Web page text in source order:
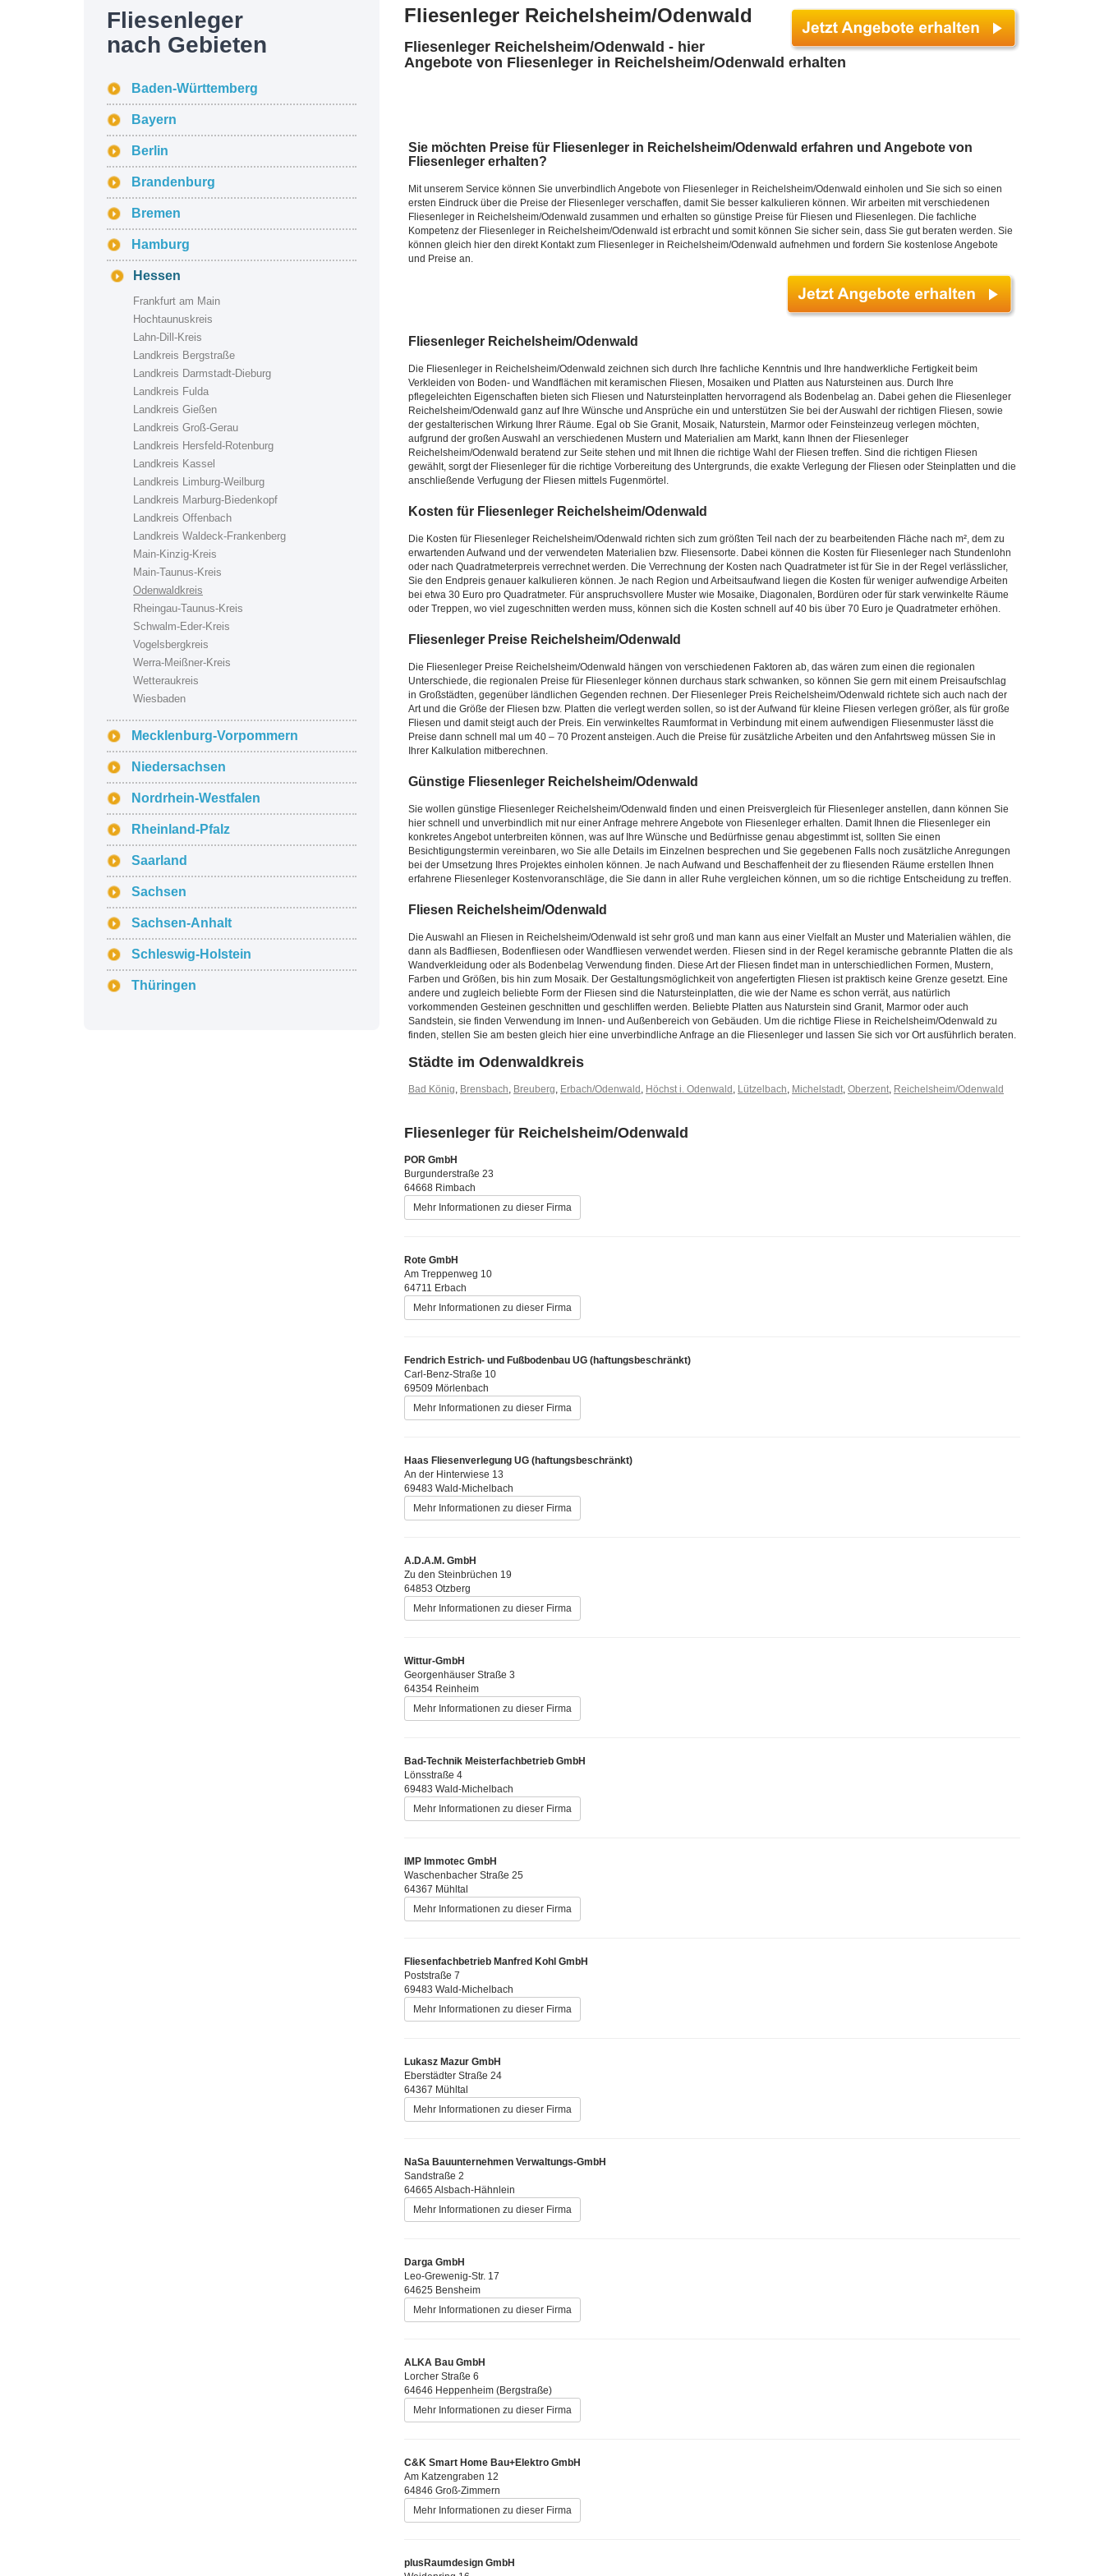
Fliesenleger
nach Gebieten
Baden-Württemberg
Bayern
Berlin
Brandenburg
Bremen
Hamburg
Hessen
Frankfurt am Main
Hochtaunuskreis
Lahn-Dill-Kreis
Landkreis Bergstraße
Landkreis Darmstadt-Dieburg
Landkreis Fulda
Landkreis Gießen
Landkreis Groß-Gerau
Landkreis Hersfeld-Rotenburg
Landkreis Kassel
Landkreis Limburg-Weilburg
Landkreis Marburg-Biedenkopf
Landkreis Offenbach
Landkreis Waldeck-Frankenberg
Main-Kinzig-Kreis
Main-Taunus-Kreis
Odenwaldkreis
Rheingau-Taunus-Kreis
Schwalm-Eder-Kreis
Vogelsbergkreis
Werra-Meißner-Kreis
Wetteraukreis
Wiesbaden
Mecklenburg-Vorpommern
Niedersachsen
Nordrhein-Westfalen
Rheinland-Pfalz
Saarland
Sachsen
Sachsen-Anhalt
Schleswig-Holstein
Thüringen
Fliesenleger Reichelsheim/Odenwald
Fliesenleger Reichelsheim/Odenwald - hier
Angebote von Fliesenleger in Reichelsheim/Odenwald erhalten
Sie möchten Preise für Fliesenleger in Reichelsheim/Odenwald erfahren und Angebote von
Fliesenleger erhalten?
Mit unserem Service können Sie unverbindlich Angebote von Fliesenleger in Reichelsheim/Odenwald einholen und Sie sich so einen
ersten Eindruck über die Preise der Fliesenleger verschaffen, damit Sie besser kalkulieren können. Wir arbeiten mit verschiedenen
Fliesenleger in Reichelsheim/Odenwald zusammen und erhalten so günstige Preise für Fliesen und Fliesenlegen. Die fachliche
Kompetenz der Fliesenleger in Reichelsheim/Odenwald ist erbracht und somit können Sie sicher sein, dass Sie gut beraten werden. Sie
können gleich hier den direkt Kontakt zum Fliesenleger in Reichelsheim/Odenwald aufnehmen und fordern Sie kostenlose Angebote
und Preise an.
Fliesenleger Reichelsheim/Odenwald
Die Fliesenleger in Reichelsheim/Odenwald zeichnen sich durch Ihre fachliche Kenntnis und Ihre handwerkliche Fertigkeit beim
Verkleiden von Boden- und Wandflächen mit keramischen Fliesen, Mosaiken und Platten aus Natursteinen aus. Durch Ihre
pflegeleichten Eigenschaften bieten sich Fliesen und Natursteinplatten hervorragend als Bodenbelag an. Dabei gehen die Fliesenleger
Reichelsheim/Odenwald ganz auf Ihre Wünsche und Ansprüche ein und unterstützen Sie bei der Auswahl der richtigen Fliesen, sowie
der gestalterischen Wirkung Ihrer Räume. Egal ob Sie Granit, Mosaik, Naturstein, Marmor oder Feinsteinzeug verlegen möchten,
aufgrund der großen Auswahl an verschiedenen Mustern und Materialien am Markt, kann Ihnen der Fliesenleger
Reichelsheim/Odenwald beratend zur Seite stehen und mit Ihnen die richtige Wahl der Fliesen treffen. Sind die richtigen Fliesen
gewählt, sorgt der Fliesenleger für die richtige Vorbereitung des Untergrunds, die exakte Verlegung der Fliesen oder Steinplatten und die
anschließende Verfugung der Fliesen mittels Fugenmörtel.
Kosten für Fliesenleger Reichelsheim/Odenwald
Die Kosten für Fliesenleger Reichelsheim/Odenwald richten sich zum größten Teil nach der zu bearbeitenden Fläche nach m², dem zu
erwartenden Aufwand und der verwendeten Materialien bzw. Fliesensorte. Dabei können die Kosten für Fliesenleger nach Stundenlohn
oder nach Quadratmeterpreis verrechnet werden. Die Verrechnung der Kosten nach Quadratmeter ist für Sie in der Regel verlässlicher,
Sie den Endpreis genauer kalkulieren können. Je nach Region und Arbeitsaufwand liegen die Kosten für weniger aufwendige Arbeiten
bei etwa 30 Euro pro Quadratmeter. Für anspruchsvollere Muster wie Mosaike, Diagonalen, Bordüren oder für stark verwinkelte Räume
oder Treppen, wo viel zugeschnitten werden muss, können sich die Kosten schnell auf 40 bis über 70 Euro je Quadratmeter erhöhen.
Fliesenleger Preise Reichelsheim/Odenwald
Die Fliesenleger Preise Reichelsheim/Odenwald hängen von verschiedenen Faktoren ab, das wären zum einen die regionalen
Unterschiede, die regionalen Preise für Fliesenleger können durchaus stark schwanken, so können Sie gern mit einem Preisaufschlag
in Großstädten, gegenüber ländlichen Gegenden rechnen. Der Fliesenleger Preis Reichelsheim/Odenwald richtete sich auch nach der
Art und die Größe der Fliesen bzw. Platten die verlegt werden sollen, so ist der Aufwand für kleine Fliesen verlegen größer, als für große
Fliesen und damit steigt auch der Preis. Ein verwinkeltes Raumformat in Verbindung mit einem aufwendigen Fliesenmuster lässt die
Preise dann schnell mal um 40 – 70 Prozent ansteigen. Auch die Preise für zusätzliche Arbeiten und den Anfahrtsweg müssen Sie in
Ihrer Kalkulation mitberechnen.
Günstige Fliesenleger Reichelsheim/Odenwald
Sie wollen günstige Fliesenleger Reichelsheim/Odenwald finden und einen Preisvergleich für Fliesenleger anstellen, dann können Sie
hier schnell und unverbindlich mit nur einer Anfrage mehrere Angebote von Fliesenleger erhalten. Damit Ihnen die Fliesenleger ein
konkretes Angebot unterbreiten können, was auf Ihre Wünsche und Bedürfnisse genau abgestimmt ist, sollten Sie einen
Besichtigungstermin vereinbaren, wo Sie alle Details im Einzelnen besprechen und Sie gegebenen Falls noch zusätzliche Anregungen
bei der Umsetzung Ihres Projektes einholen können. Je nach Aufwand und Beschaffenheit der zu fliesenden Räume erstellen Ihnen
erfahrene Fliesenleger Kostenvoranschläge, die Sie dann in aller Ruhe vergleichen können, um so die richtige Entscheidung zu treffen.
Fliesen Reichelsheim/Odenwald
Die Auswahl an Fliesen in Reichelsheim/Odenwald ist sehr groß und man kann aus einer Vielfalt an Muster und Materialien wählen, die
dann als Badfliesen, Bodenfliesen oder Wandfliesen verwendet werden. Fliesen sind in der Regel keramische gebrannte Platten die als
Wandverkleidung oder als Bodenbelag Verwendung finden. Diese Art der Fliesen findet man in unterschiedlichen Formen, Mustern,
Farben und Größen, bis hin zum Mosaik. Der Gestaltungsmöglichkeit von angefertigten Fliesen ist praktisch keine Grenze gesetzt. Eine
andere und zugleich beliebte Form der Fliesen sind die Natursteinplatten, die wie der Name es schon verrät, aus natürlich
vorkommenden Gesteinen geschnitten und geschliffen werden. Beliebte Platten aus Naturstein sind Granit, Marmor oder auch
Sandstein, sie finden Verwendung im Innen- und Außenbereich von Gebäuden. Um die richtige Fliese in Reichelsheim/Odenwald zu
finden, stellen Sie am besten gleich hier eine unverbindliche Anfrage an die Fliesenleger und lassen Sie sich vor Ort ausführlich beraten.
Städte im Odenwaldkreis
Bad König, Brensbach, Breuberg, Erbach/Odenwald , Höchst i. Odenwald , Lützelbach, Michelstadt, Oberzent, Reichelsheim/Odenwald
Fliesenleger für Reichelsheim/Odenwald
POR GmbH
Burgunderstraße 23
64668 Rimbach
Mehr Informationen zu dieser Firma
Rote GmbH
Am Treppenweg 10
64711 Erbach
Mehr Informationen zu dieser Firma
Fendrich Estrich- und Fußbodenbau UG (haftungsbeschränkt)
Carl-Benz-Straße 10
69509 Mörlenbach
Mehr Informationen zu dieser Firma
Haas Fliesenverlegung UG (haftungsbeschränkt)
An der Hinterwiese 13
69483 Wald-Michelbach
Mehr Informationen zu dieser Firma
A.D.A.M. GmbH
Zu den Steinbrüchen 19
64853 Otzberg
Mehr Informationen zu dieser Firma
Wittur-GmbH
Georgenhäuser Straße 3
64354 Reinheim
Mehr Informationen zu dieser Firma
Bad-Technik Meisterfachbetrieb GmbH
Lönsstraße 4
69483 Wald-Michelbach
Mehr Informationen zu dieser Firma
IMP Immotec GmbH
Waschenbacher Straße 25
64367 Mühltal
Mehr Informationen zu dieser Firma
Fliesenfachbetrieb Manfred Kohl GmbH
Poststraße 7
69483 Wald-Michelbach
Mehr Informationen zu dieser Firma
Lukasz Mazur GmbH
Eberstädter Straße 24
64367 Mühltal
Mehr Informationen zu dieser Firma
NaSa Bauunternehmen Verwaltungs-GmbH
Sandstraße 2
64665 Alsbach-Hähnlein
Mehr Informationen zu dieser Firma
Darga GmbH
Leo-Grewenig-Str. 17
64625 Bensheim
Mehr Informationen zu dieser Firma
ALKA Bau GmbH
Lorcher Straße 6
64646 Heppenheim (Bergstraße)
Mehr Informationen zu dieser Firma
C&K Smart Home Bau+Elektro GmbH
Am Katzengraben 12
64846 Groß-Zimmern
Mehr Informationen zu dieser Firma
plusRaumdesign GmbH